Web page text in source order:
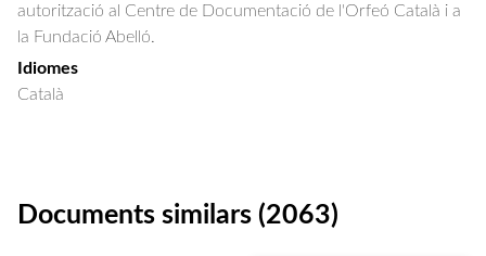
autorització al Centre de Documentació de l'Orfeó Català i a
la Fundació Abelló.
Idiomes
Català
Documents similars (2063)